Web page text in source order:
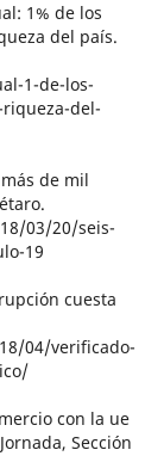
1% de los
del país.
1-de-los-
del-
de mil
03/20/seis-
19
cuesta
04/verificado-
con la ue
Sección